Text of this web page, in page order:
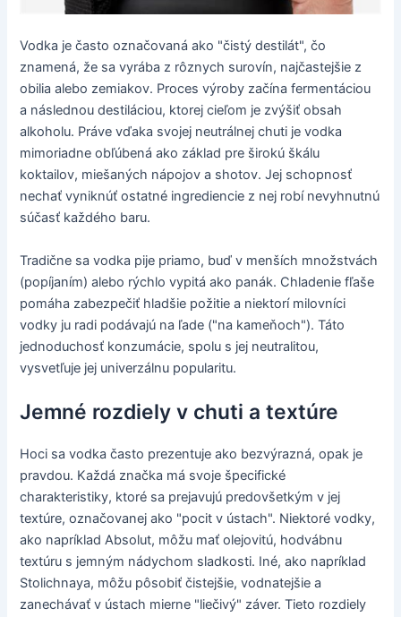
Vodka je často označovaná ako "čistý destilát", čo
znamená, že sa vyrába z rôznych surovín, najčastejšie z
obilia alebo zemiakov. Proces výroby začína fermentáciou
a následnou destiláciou, ktorej cieľom je zvýšiť obsah
alkoholu. Práve vďaka svojej neutrálnej chuti je vodka
mimoriadne obľúbená ako základ pre širokú škálu
koktailov, miešaných nápojov a shotov. Jej schopnosť
nechať vyniknúť ostatné ingrediencie z nej robí nevyhnutnú
súčasť každého baru.
Tradične sa vodka pije priamo, buď v menších množstvách
(popíjaním) alebo rýchlo vypitá ako panák. Chladenie fľaše
pomáha zabezpečiť hladšie požitie a niektorí milovníci
vodky ju radi podávajú na ľade ("na kameňoch"). Táto
jednoduchosť konzumácie, spolu s jej neutralitou,
vysvetľuje jej univerzálnu popularitu.
Jemné rozdiely v chuti a textúre
Hoci sa vodka často prezentuje ako bezvýrazná, opak je
pravdou. Každá značka má svoje špecifické
charakteristiky, ktoré sa prejavujú predovšetkým v jej
textúre, označovanej ako "pocit v ústach". Niektoré vodky,
ako napríklad Absolut, môžu mať olejovitú, hodvábnu
textúru s jemným nádychom sladkosti. Iné, ako napríklad
Stolichnaya, môžu pôsobiť čistejšie, vodnatejšie a
zanechávať v ústach mierne "liečivý" záver. Tieto rozdiely